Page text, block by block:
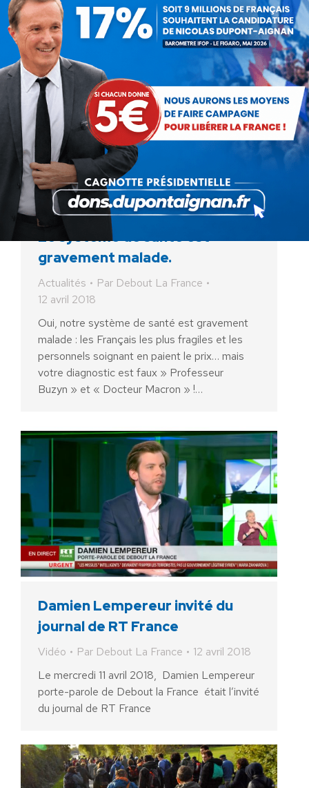
la France réagissait en direct sur BFMTV et
CNews après l’interview d’Emmanuel Macron
sur TF1
Le système de santé est
gravement malade.
Actualités Par Debout La France
12 avril 2018
Oui, notre système de santé est gravement
malade : les Français les plus fragiles et les
personnels soignant en paient le prix… mais
votre diagnostic est faux » Professeur
Buzyn » et « Docteur Macron » !…
Damien Lempereur invité du
journal de RT France
Vidéo Par Debout La France
12 avril 2018
Le mercredi 11 avril 2018, Damien Lempereur
porte-parole de Debout la France était l’invité
du journal de RT France